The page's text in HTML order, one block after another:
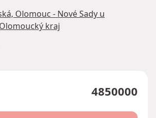
Olomouc - Nové Sady u
kraj
4850000